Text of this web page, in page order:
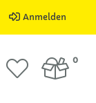
Anmelden
0